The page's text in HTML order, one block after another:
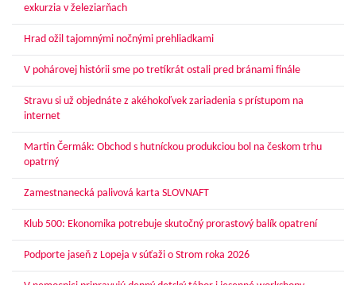
exkurzia v železiarňach
Hrad ožil tajomnými nočnými prehliadkami
V pohárovej histórii sme po tretíkrát ostali pred bránami finále
Stravu si už objednáte z akéhokoľvek zariadenia s prístupom na
internet
Martin Čermák: Obchod s hutníckou produkciou bol na českom trhu
opatrný
Zamestnanecká palivová karta SLOVNAFT
Klub 500: Ekonomika potrebuje skutočný prorastový balík opatrení
Podporte jaseň z Lopeja v súťaži o Strom roka 2026